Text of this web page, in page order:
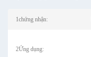
1chứng nhận:
2Ứng dụng: